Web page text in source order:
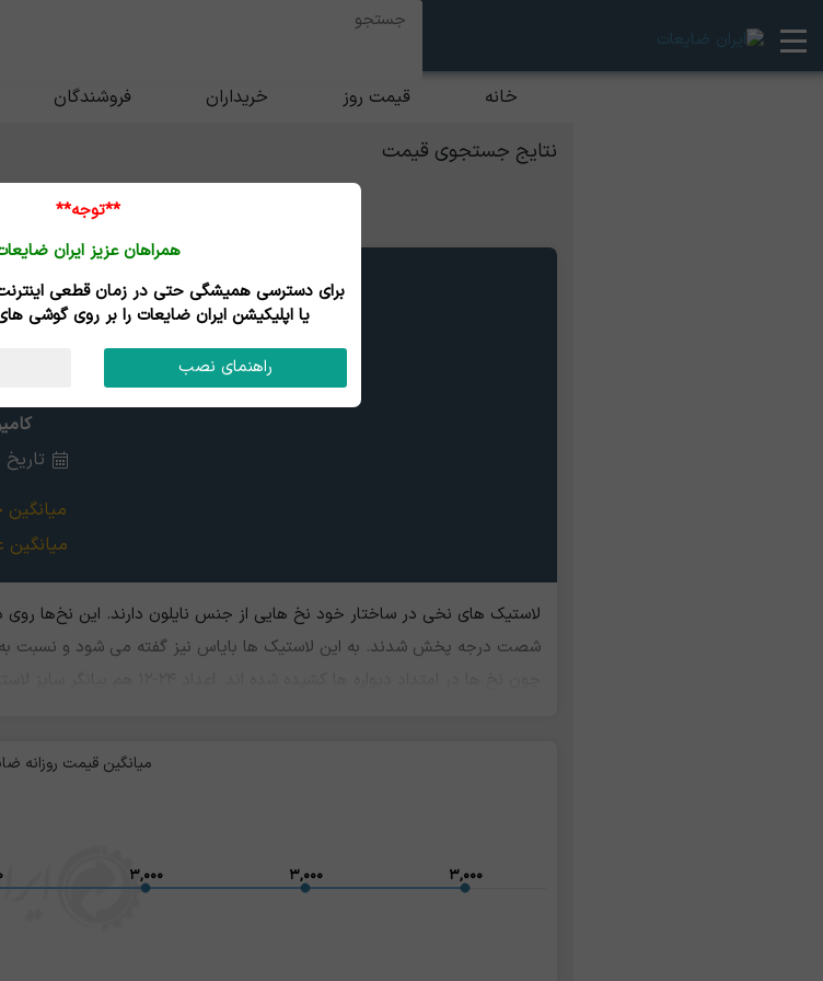
خانه قیمت روز خریداران فروشندگان
نتایج جستجوی قیمت
کامیونی
تاریخ
میانگین
میانگین
لاستیک های نخی در ساختار خود نخ هایی از جنس نایلون دارند. این نخ‌ها روی
شصت درجه پخش شدند. به این لاستیک ها بایاس نیز گفته می شود و نسبت به
کشنده ها استفاده می شود. ضایعات لاستیک قابلیت بازیافت و تولید سایر
میانگین قیمت روزانه
۳,۰۰۰
۳,۰۰۰ ۳,۰۰۰
۳,۰۰۰ ۳,۰۰۰
۳,۰۰۰
**توجه**
همراهان عزیز ایران
یا اپلیکیشن ایران ضایعات را بر روی گوشی
راهنمای نصب